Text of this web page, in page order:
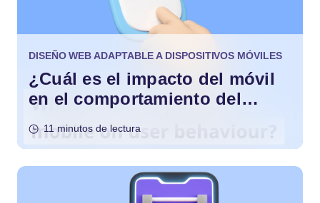
DISEÑO WEB ADAPTABLE A DISPOSITIVOS MÓVILES
¿Cuál es el impacto del móvil
en el comportamiento del
11 minutos de lectura